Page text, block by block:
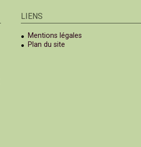
LIENS
Mentions légales
Plan du site